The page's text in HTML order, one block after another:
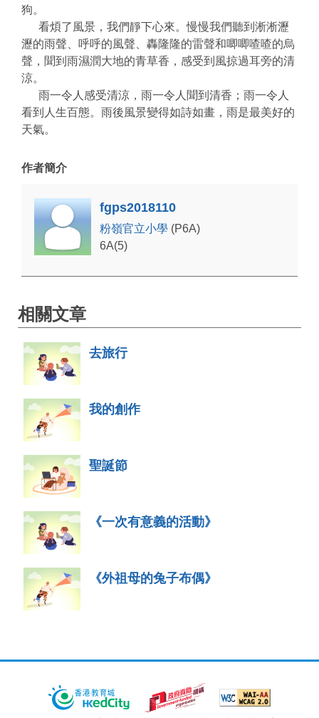
狗。
看煩了風景，我們靜下心來。慢慢我們聽到淅淅瀝
瀝的雨聲、呼呼的風聲、轟隆隆的雷聲和唧唧喳喳的烏
聲，聞到雨濕潤大地的青草香，感受到風掠過耳旁的清
涼。
雨一令人感受清涼，雨一令人聞到清香；雨一令人
看到人生百態。雨後風景變得如詩如畫，雨是最美好的
天氣。
作者簡介
fgps2018110
粉嶺官立小學 (P6A)
6A(5)
相關文章
去旅行
我的創作
聖誕節
《一次有意義的活動》
《外祖母的兔子布偶》